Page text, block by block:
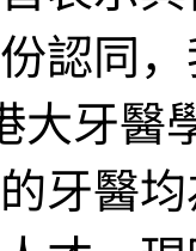
認同
大牙醫
牙醫